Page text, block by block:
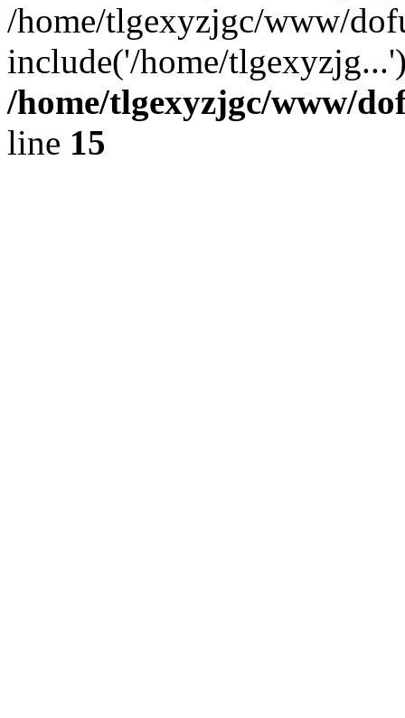
/home/tlgexyzjgc/www/
include('/home/
/home/tlgexyzjgc/www/
line 15